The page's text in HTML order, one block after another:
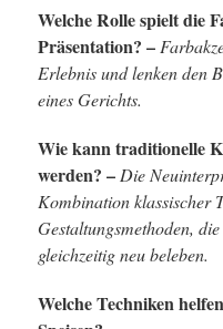
Welche Rolle spielt die
Präsentation? –
Erlebnis und lenken den
eines Gerichts.
Wie kann traditionelle
werden? – Die
Kombination klassischer
Gestaltungsmethoden,
gleichzeitig neu beleben.
Welche Techniken